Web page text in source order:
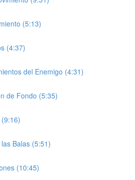
(5:13)
(4:37)
del Enemigo (4:31)
de Fondo (5:35)
Balas (5:51)
(10:45)